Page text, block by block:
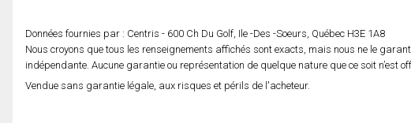
Données fournies par : Centris - 600 Ch Du Golf, Ile -Des -Soeurs, Québec H3E 1A8
Nous croyons que tous les renseignements affichés sont exacts, mais nous ne le
indépendante. Aucune garantie ou représentation de quelque nature que ce soit n’est
Vendue sans garantie légale, aux risques et périls de l'acheteur.